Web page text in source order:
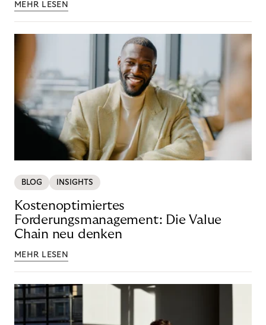
MEHR LESEN
BLOG INSIGHTS
Kostenoptimiertes
Forderungsmanagement: Die Value
Chain neu denken
MEHR LESEN